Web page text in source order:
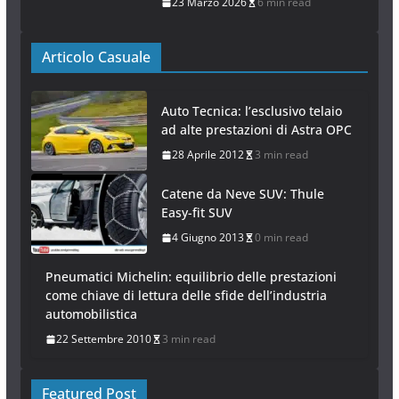
Articolo Casuale
Auto Tecnica: l’esclusivo telaio
ad alte prestazioni di Astra OPC
28 Aprile 2012 3 min read
Catene da Neve SUV: Thule
Easy-fit SUV
4 Giugno 2013 0 min read
Pneumatici Michelin: equilibrio delle prestazioni
come chiave di lettura delle sfide dell’industria
automobilistica
22 Settembre 2010 3 min read
Featured Post